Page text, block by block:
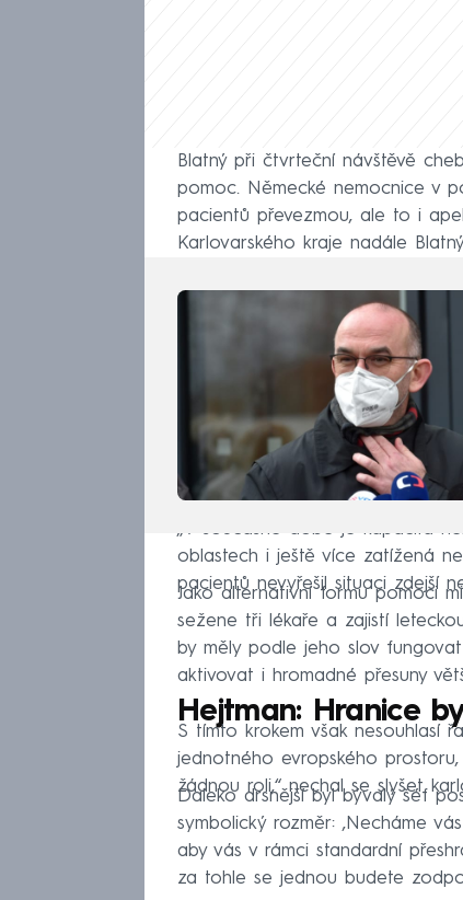
Blatný při čtvrteční návštěvě
pomoc. Německé nemocnice v
pacientů převezmou, ale to i
Karlovarského kraje nadále
„V současné době je kapacita
oblastech i ještě více zatížená
pacientů nevyřešil situaci zdejší
Jako alternativní formu pomoci
sežene tři lékaře a zajistí
by měly podle jeho slov
aktivovat i hromadné přesuny
Hejtman: Hranice
S tímto krokem však nesouhlasí
jednotného evropského
žádnou roli,“ nechal se slyšet
Daleko drsnější byl bývalý šéf
symbolický rozměr: ‚Necháme
aby vás v rámci standardní
za tohle se jednou budete